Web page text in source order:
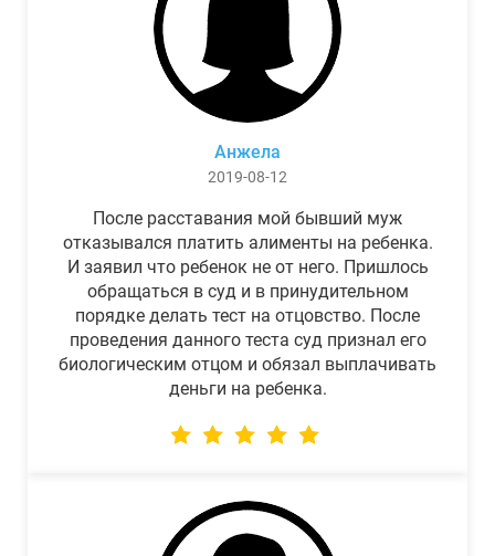
Анжела
2019-08-12
После расставания мой бывший муж
отказывался платить алименты на ребенка.
И заявил что ребенок не от него. Пришлось
обращаться в суд и в принудительном
порядке делать тест на отцовство. После
проведения данного теста суд признал его
биологическим отцом и обязал выплачивать
деньги на ребенка.